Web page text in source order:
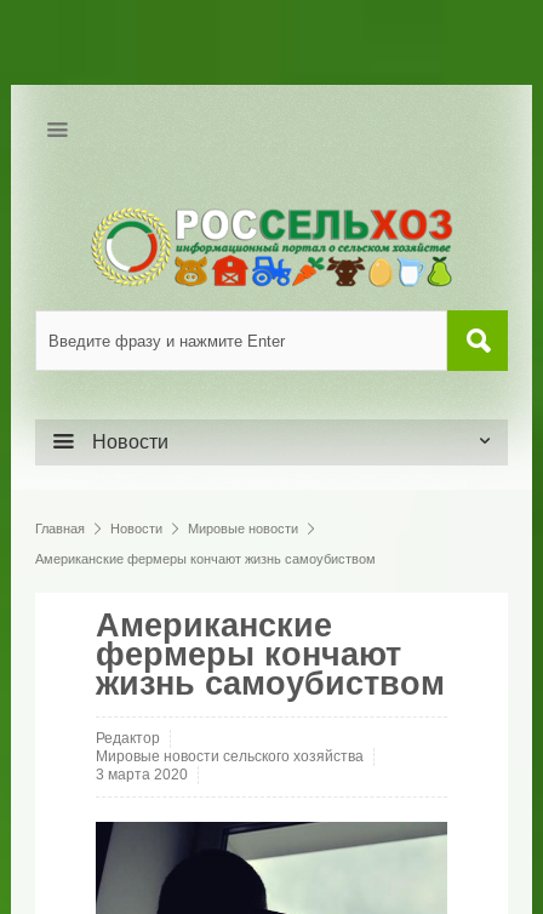
Новости
Главная Новости Мировые новости
Американские фермеры кончают жизнь самоубиством
Американские
фермеры кончают
жизнь самоубиством
Редактор
Мировые новости сельского хозяйства
3 марта 2020